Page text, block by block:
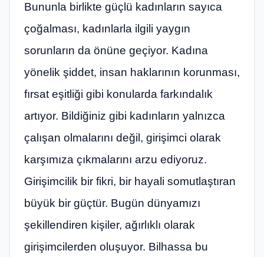
Bununla birlikte güçlü kadınların sayıca
çoğalması, kadınlarla ilgili yaygın
sorunların da önüne geçiyor. Kadına
yönelik şiddet, insan haklarının korunması,
fırsat eşitliği gibi konularda farkındalık
artıyor. Bildiğiniz gibi kadınların yalnızca
çalışan olmalarını değil, girişimci olarak
karşımıza çıkmalarını arzu ediyoruz.
Girişimcilik bir fikri, bir hayali somutlaştıran
büyük bir güçtür. Bugün dünyamızı
şekillendiren kişiler, ağırlıklı olarak
girişimcilerden oluşuyor. Bilhassa bu